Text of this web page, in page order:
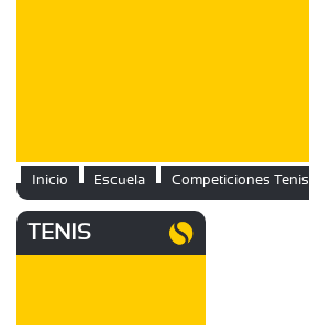
Inicio Escuela Competiciones Tenis
TENIS